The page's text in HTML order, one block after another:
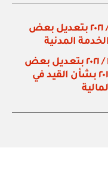
وزارة العمل: قرار وزاري رقم ٦٠ / ٢٠٢١ بتعديل بعض
المدنية
وزارة المالية: قرار وزاري رقم ٣٤ / ٢٠٢١ بتعديل بعض
أحكام القرار الوزاري رقم ٢٣٢ / ٢٠١٨ بشأن القيد في